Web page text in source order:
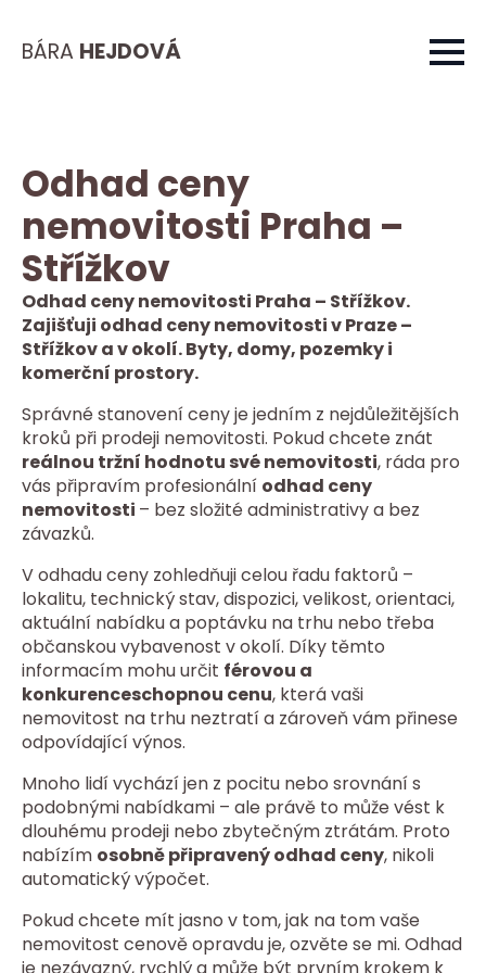
BÁRA HEJDOVÁ
Odhad ceny
nemovitosti Praha –
Střížkov
Odhad ceny nemovitosti Praha – Střížkov.
Zajišťuji odhad ceny nemovitosti v Praze –
Střížkov a v okolí. Byty, domy, pozemky i
komerční prostory.
Správné stanovení ceny je jedním z nejdůležitějších
kroků při prodeji nemovitosti. Pokud chcete znát
reálnou tržní hodnotu své nemovitosti, ráda pro
vás připravím profesionální odhad ceny
nemovitosti – bez složité administrativy a bez
závazků.
V odhadu ceny zohledňuji celou řadu faktorů –
lokalitu, technický stav, dispozici, velikost, orientaci,
aktuální nabídku a poptávku na trhu nebo třeba
občanskou vybavenost v okolí. Díky těmto
informacím mohu určit férovou a
konkurenceschopnou cenu, která vaši
nemovitost na trhu neztratí a zároveň vám přinese
odpovídající výnos.
Mnoho lidí vychází jen z pocitu nebo srovnání s
podobnými nabídkami – ale právě to může vést k
dlouhému prodeji nebo zbytečným ztrátám. Proto
nabízím osobně připravený odhad ceny, nikoli
automatický výpočet.
Pokud chcete mít jasno v tom, jak na tom vaše
nemovitost cenově opravdu je, ozvěte se mi. Odhad